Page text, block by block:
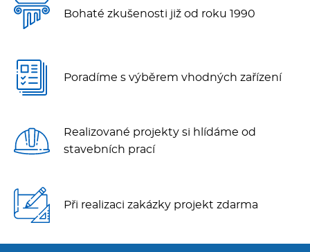
BAZAR
Bohaté zkušenosti již od roku 1990
Poradíme s výběrem vhodných zařízení
Realizované projekty si hlídáme od
stavebních prací
Při realizaci zakázky projekt zdarma